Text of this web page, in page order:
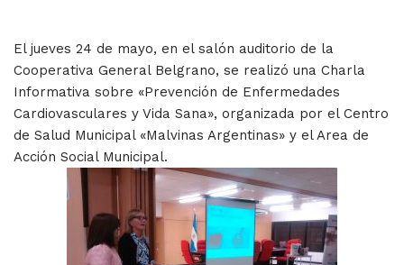
El jueves 24 de mayo, en el salón auditorio de la
Cooperativa General Belgrano, se realizó una Charla
Informativa sobre «Prevención de Enfermedades
Cardiovasculares y Vida Sana», organizada por el Centro
de Salud Municipal «Malvinas Argentinas» y el Area de
Acción Social Municipal.